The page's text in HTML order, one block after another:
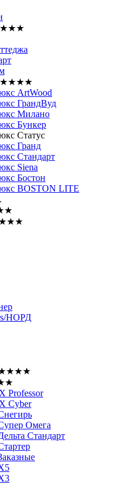
ArtWood
ГрандВуд
Милано
Бункер
Статус
Гранд
Стандарт
Siena
Бостон
BOSTON LITE
НОРД
Professor
Cyber
Омега
Стандарт